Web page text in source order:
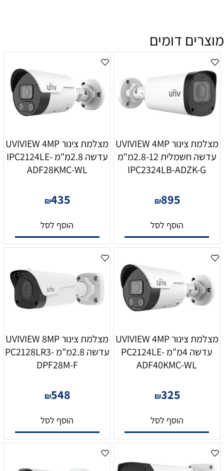
מוצרים דומים
מצלמת צינור UVIVIEW 4MP
עדשה חשמלית 2.8-12מ"מ
IPC2324LB-ADZK-G
₪895
הוסף לסל
מצלמת צינור UVIVIEW 4MP
עדשה 2.8מ"מ IPC2124LE-
ADF28KMC-WL
₪435
הוסף לסל
מצלמת צינור UVIVIEW 4MP
עדשה 4מ"מ PC2124LE-
ADF40KMC-WL
₪325
הוסף לסל
מצלמת צינור UVIVIEW 8MP
עדשה 2.8מ"מ PC2128LR3-
DPF28M-F
₪548
הוסף לסל